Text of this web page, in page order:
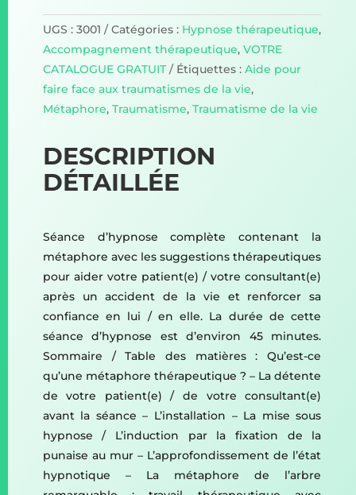
UGS : 3001 Catégories : Hypnose thérapeutique,
Accompagnement thérapeutique, VOTRE
CATALOGUE GRATUIT
Étiquettes : Aide pour
faire face aux traumatismes de la vie,
Métaphore, Traumatisme, Traumatisme de la vie
DESCRIPTION
DÉTAILLÉE
Séance d’hypnose complète contenant la
métaphore avec les suggestions thérapeutiques
pour aider votre patient(e) / votre consultant(e)
après un accident de la vie et renforcer sa
confiance en lui / en elle. La durée de cette
séance d’hypnose est d’environ 45 minutes.
Sommaire / Table des matières : Qu’est-ce
qu’une métaphore thérapeutique ? – La détente
de votre patient(e) / de votre consultant(e)
avant la séance – L’installation – La mise sous
hypnose / L’induction par la fixation de la
punaise au mur – L’approfondissement de l’état
hypnotique – La métaphore de l’arbre